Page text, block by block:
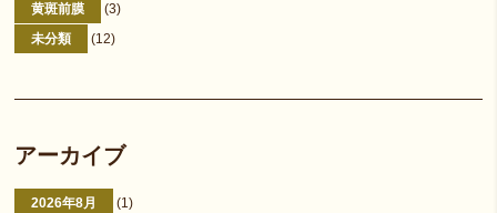
黄斑前膜
(3)
未分類
(12)
アーカイブ
2026年8月
(1)